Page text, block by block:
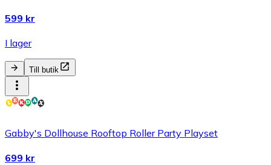
599 kr
I lager
Till butik
Gabby's Dollhouse Rooftop Roller Party Playset
699 kr